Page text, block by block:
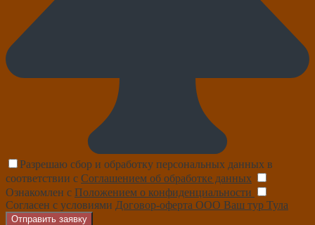
Разрешаю сбор и обработку персональных данных в
соответствии с Соглашением об обработке данных
Ознакомлен с Положением о конфиденциальности
Согласен с условиями Договор-оферта ООО Ваш тур Тула
Отправить заявку